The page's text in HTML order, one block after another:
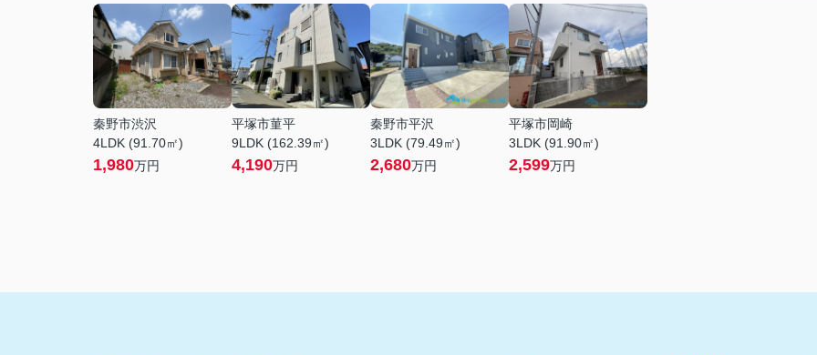
秦野市渋沢
4LDK (91.70㎡)
1,980万円
平塚市菫平
9LDK (162.39㎡)
4,190万円
秦野市平沢
3LDK (79.49㎡)
2,680万円
平塚市岡崎
3LDK (91.90㎡)
2,599万円